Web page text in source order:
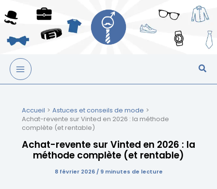
au
Accueil
Astuces et conseils de mode
Achat-revente sur Vinted en 2026 : la méthode
complète (et rentable)
Achat-revente sur Vinted en 2026 : la
méthode complète (et rentable)
8 février 2026 / 9 minutes de lecture